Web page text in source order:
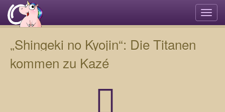
„Shingeki no Kyojin“: Die Titanen
kommen zu Kazé